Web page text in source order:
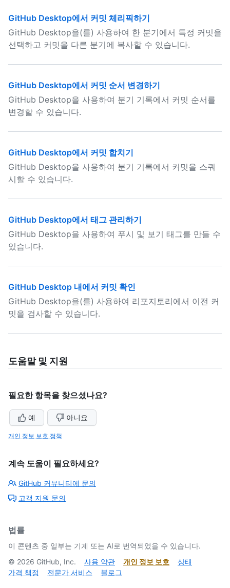
GitHub Desktop에서 커밋 체리픽하기
GitHub Desktop을(를) 사용하여 한 분기에서 특정 커밋을
선택하고 커밋을 다른 분기에 복사할 수 있습니다.
GitHub Desktop에서 커밋 순서 변경하기
GitHub Desktop을 사용하여 분기 기록에서 커밋 순서를
변경할 수 있습니다.
GitHub Desktop에서 커밋 합치기
GitHub Desktop을 사용하여 분기 기록에서 커밋을 스쿼
시할 수 있습니다.
GitHub Desktop에서 태그 관리하기
GitHub Desktop을 사용하여 푸시 및 보기 태그를 만들 수
있습니다.
GitHub Desktop 내에서 커밋 확인
GitHub Desktop을(를) 사용하여 리포지토리에서 이전 커
밋을 검사할 수 있습니다.
도움말 및 지원
필요한 항목을 찾으셨나요?
예 아니요
개인 정보 보호 정책
계속 도움이 필요하세요?
GitHub 커뮤니티에 문의
고객 지원 문의
법률
이 콘텐츠 중 일부는 기계 또는 AI로 번역되었을 수 있습니다.
© 2026 GitHub, Inc. 사용 약관 개인 정보 보호
상태
가격 책정
전문가 서비스 블로그